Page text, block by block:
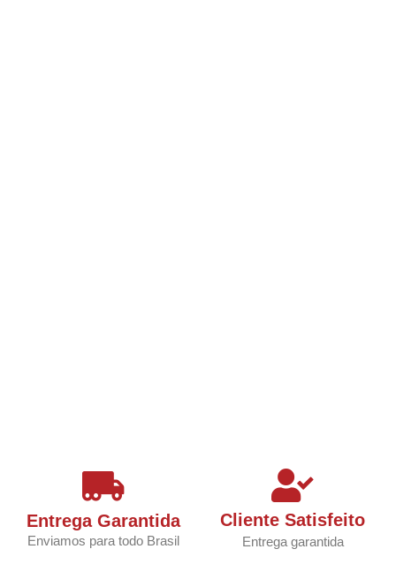
Entrega Garantida
Enviamos para todo Brasil
Cliente Satisfeito
Entrega garantida